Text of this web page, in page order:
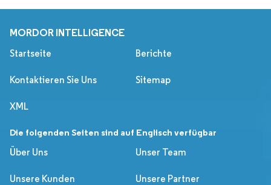
MORDOR INTELLIGENCE
Startseite Berichte
Kontaktieren Sie Uns Sitemap
XML
Die folgenden Seiten sind auf Englisch verfügbar
Über Uns
Unser Team
Unsere Kunden Unsere Partner